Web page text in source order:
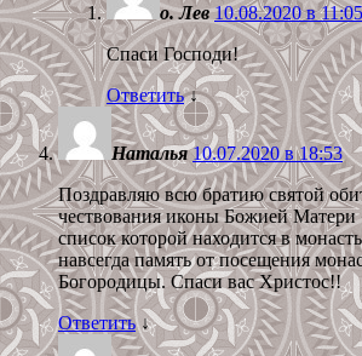
о. Лев 10.08.2020 в 11:05
Спаси Господи!
Ответить ↓
Наталья 10.07.2020 в 18:53
Поздравляю всю братию святой
чествования иконы Божией Матери
список которой находится в
навсегда память от посещения
Богородицы. Спаси вас Христос!!
Ответить ↓